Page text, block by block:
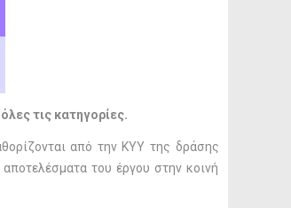
τις κατηγορίες.
από την ΚΥΥ της δράσης
του έργου στην κοινή